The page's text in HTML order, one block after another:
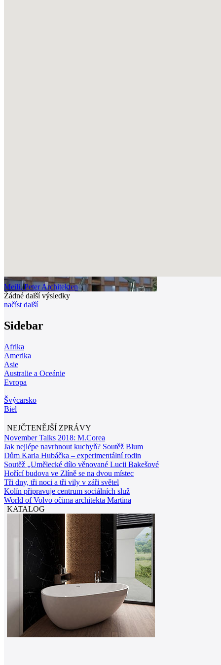
Meili, Peter Architekten
Žádné další výsledky
načíst další
Sidebar
Afrika
Amerika
Asie
Australie a Oceánie
Evropa
Švýcarsko
Biel
NEJČTENĚJŠÍ ZPRÁVY
November Talks 2018: M.Corea
Jak nejlépe navrhnout kuchyň? Soutěž Blum
Dům Karla Hubáčka – experimentální rodin
Soutěž „Umělecké dílo věnované Lucii Bakešové
Hořící budova ve Zlíně se na dvou místec
Tři dny, tři noci a tři vily v záři světel
Kolín připravuje centrum sociálních služ
World of Volvo očima architekta Martina
KATALOG